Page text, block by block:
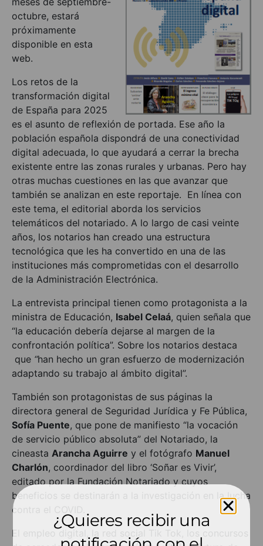
octubre, estará
próximamente
disponible en esta
web.
Los retos de la
transformación digital
de España para 2025
es el asunto de reflexión de portada. Ese año la
población española dispondrá de una conectividad
digital adecuada, lo que ayudará a cerrar la brecha
existente entre las zonas rurales y urbanas. Pero hay
otras muchas cuestiones en las que avanzar que
también se analizan en este reportaje. En línea con
este tema, el editorial aborda los servicios
telemáticos del notariado. A lo largo de casi veinte
años, los notarios han creado una estructura
tecnológica que les ha convertido en una de las
instituciones más comprometidas con el desarrollo
de la Administración Electrónica.
La entrevista principal tienen como protagonista a la
ministra de Educación, Isabel Celaá, quien señala que
“la educación debería dejarse al margen de la
confrontación política”. Sobre los notarios destaca
que “han hecho un gran esfuerzo de modernización
adaptando su trabajo al ámbito digital”.
También son protagonistas de sus páginas la
directora general de Seguridad Jurídica y Fe Pública,
Sofía Puente, que pone de manifiesto “la vocación
de servicio público absoluta” del Notariado, la
cineasta Arancha Aguirre y el fotógrafo Manuel
Charlón, coordinador del libro ‘Soñar es Vivir’,
editado por la Fundación Notariado y cuyos
beneficios se destinarán a la investigación en la lucha
contra el COVID.
El empleo digital, la red social Tik Tok, los concursos
¿Quieres recibir una